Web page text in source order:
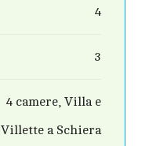
4
3
4 camere, Villa e
Villette a Schiera